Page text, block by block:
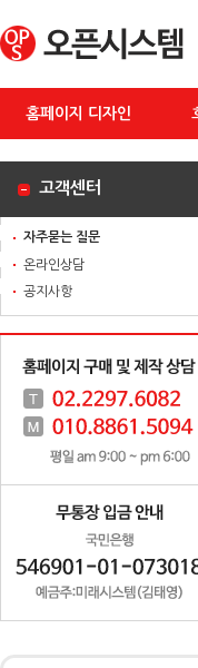
홈페이지 디자인
고객센터
자주묻는 질문
온라인상담
공지사항